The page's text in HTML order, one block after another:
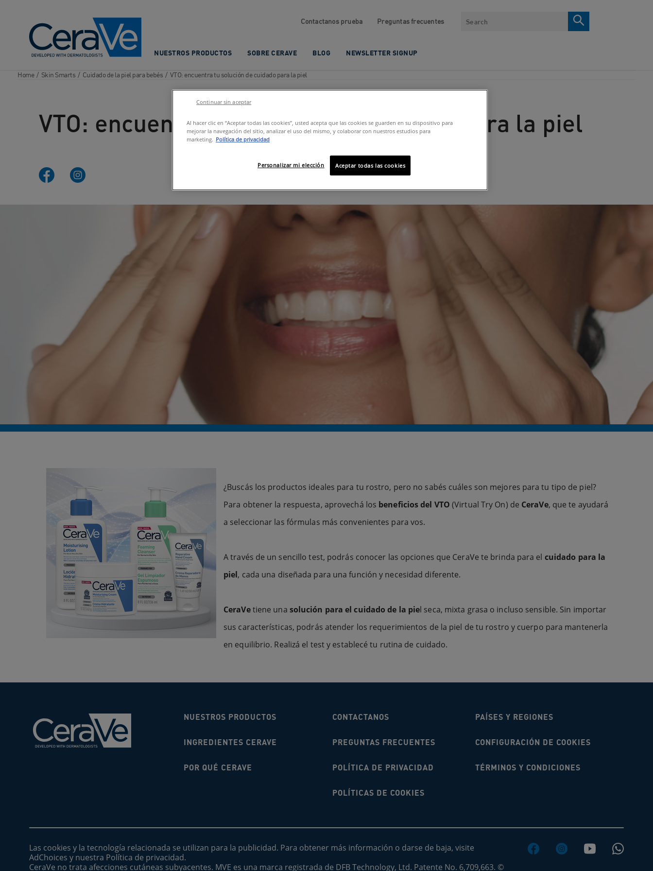
Contactanos prueba Preguntas frecuentes Search
NUESTROS PRODUCTOS SOBRE CERAVE BLOG NEWSLETTER SIGNUP
Home / Skin Smarts / Cuidado de la piel para bebés / VTO: encuentra tu solución de cuidado para la piel
VTO: encuentra tu solución de cuidado para la piel
Facebook UruguayInstagram Uruguay
¿Buscás los productos ideales para tu rostro, pero no sabés cuáles son mejores para tu tipo de piel?
Para obtener la respuesta, aprovechá los beneficios del VTO (Virtual Try On) de CeraVe, que te ayudará
a seleccionar las fórmulas más convenientes para vos.
A través de un sencillo test, podrás conocer las opciones que CeraVe te brinda para el cuidado para la
piel, cada una diseñada para una función y necesidad diferente.
CeraVetiene una solución para el cuidado de la piel seca, mixta grasa o incluso sensible. Sin importar
sus características, podrás atender los requerimientos de la piel de tu rostro y cuerpo para mantenerla
en equilibrio. Realizá el test y establecé tu rutina de cuidado.
NUESTROS PRODUCTOS
INGREDIENTES CERAVE
POR QUÉ CERAVE
CONTACTANOS PAÍSES Y REGIONES
PREGUNTAS FRECUENTES CONFIGURACIÓN DE COOKIES
POLÍTICA DE PRIVACIDAD TÉRMINOS Y CONDICIONES
POLÍTICAS DE COOKIES
Las cookies y la tecnología relacionada se utilizan para la publicidad. Para obtener más información o darse de baja, visite
AdChoices y nuestra Política de privacidad.
CeraVe no trata afecciones cutáneas subyacentes. MVE es una marca registrada de DFB Technology, Ltd. Patente No. 6,709,663. ©
Al hacer clic en “Aceptar todas las cookies”, usted acepta que las cookies se guarden en su dispositivo para
mejorar la navegación del sitio, analizar el uso del mismo, y colaborar con nuestros estudios para
marketing. Política de privacidad
Aceptar todas las cookies
Personalizar mi elección
Continuar sin aceptar